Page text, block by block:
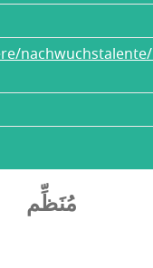
مُنَظِّم